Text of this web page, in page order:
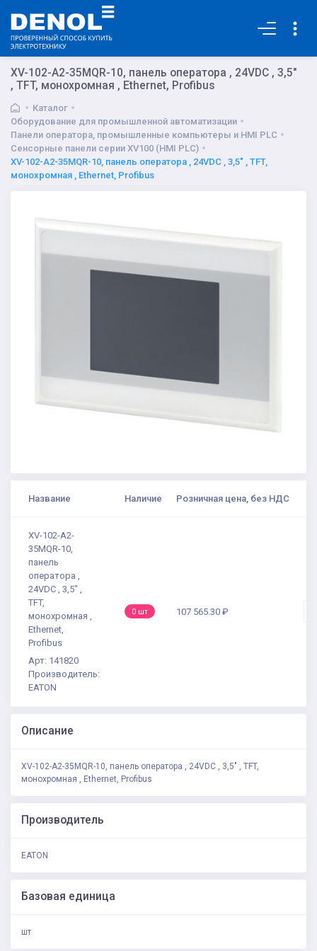
XV-102-A2-35MQR-10, панель оператора , 24VDC , 3,5"
, TFT, монохромная , Ethernet, Profibus
Каталог
Оборудование для промышленной автоматизации
Панели оператора, промышленные компьютеры и HMI PLC
Сенсорные панели серии XV100 (HMI PLC)
XV-102-A2-35MQR-10, панель оператора , 24VDC , 3,5" , TFT,
монохромная , Ethernet, Profibus
Название Наличие Розничная цена, без НДС
XV-102-A2-
35MQR-10,
панель
оператора ,
24VDC , 3,5" ,
TFT,
монохромная ,
Ethernet,
Profibus
Арт: 141820
Производитель:
EATON
0 шт 107 565.30 ₽
Описание
XV-102-A2-35MQR-10, панель оператора , 24VDC , 3,5" , TFT,
монохромная , Ethernet, Profibus
Производитель
EATON
Базовая единица
шт